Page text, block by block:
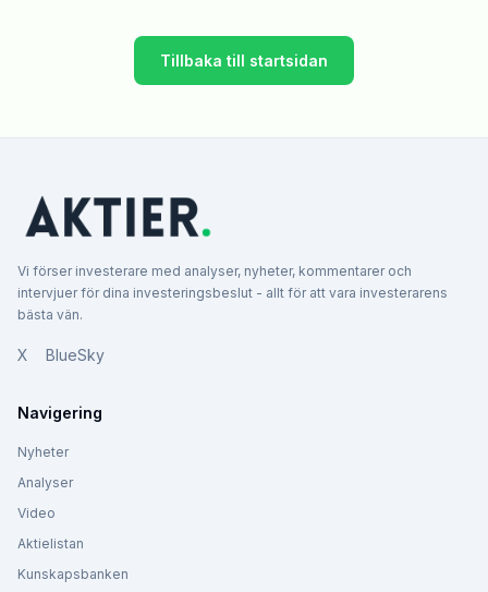
Tillbaka till startsidan
Vi förser investerare med analyser, nyheter, kommentarer och
intervjuer för dina investeringsbeslut - allt för att vara investerarens
bästa vän.
X BlueSky
Navigering
Nyheter
Analyser
Video
Aktielistan
Kunskapsbanken